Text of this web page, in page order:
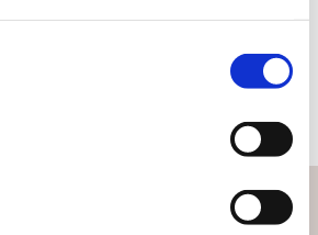
Histoire de France